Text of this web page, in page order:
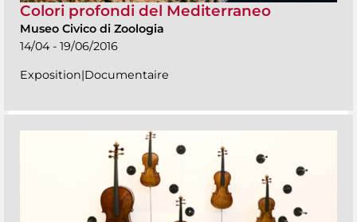
Colori profondi del Mediterraneo
Museo Civico di Zoologia
14/04 - 19/06/2016
Exposition|Documentaire